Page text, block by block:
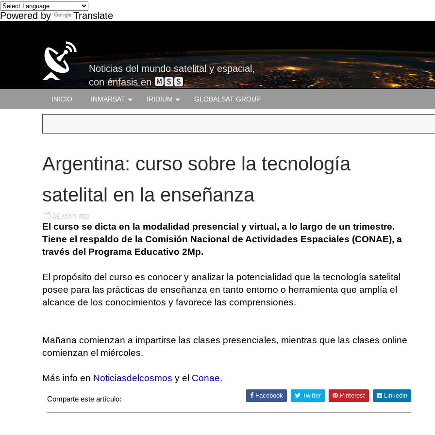
Powered by Translate
Satelital-Móvil
Noticias del mundo satelital y espacial,
con énfasis en 🅼🆂🆂.
INICIO INMARSAT IRIDIUM GLOBALSAT GROUP
Argentina: curso sobre la tecnología
satelital en la enseñanza
14 years ago
El curso se dicta en la modalidad presencial y virtual, a lo largo de un trimestre.
Tiene el respaldo de la Comisión Nacional de Actividades Espaciales (CONAE), a
través del Programa Educativo 2Mp.
El propósito del curso es conocer y analizar la potencialidad que la tecnología satelital
posee para las prácticas de enseñanza en tanto entorno o herramienta que amplía el
alcance de los conocimientos y favorece las comprensiones.
Mañana comienzan a impartirse las clases presenciales, mientras que las clases online
comienzan el miércoles.
Más info en Noticiasdelcosmos y el Conae.
Comparte este artículo: Facebook Twitter Pinterest Linkedin